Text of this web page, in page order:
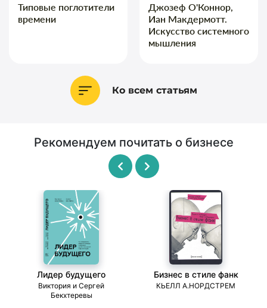
Типовые поглотители
времени
Джозеф О'Коннор,
Иан Макдермотт.
Искусство системного
мышления
Ко всем статьям
Рекомендуем почитать о бизнесе
Лидер будущего
Виктория и Сергей
Бекхтеревы
Бизнес в стиле фанк
КЬЕЛЛ А.НОРДСТРЕМ